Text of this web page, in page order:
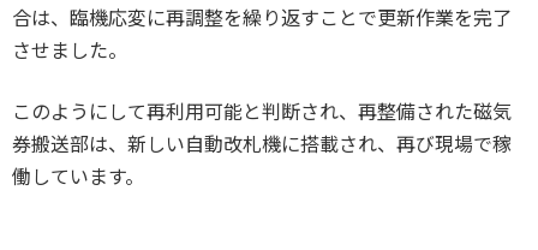
合は、臨機応変に再調整を繰り返すことで更新作業を完了
させました。
このようにして再利用可能と判断され、再整備された磁気
券搬送部は、新しい自動改札機に搭載され、再び現場で稼
働しています。